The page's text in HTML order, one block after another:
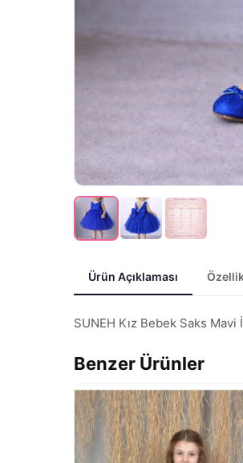
Ürün Açıklaması
SUNEH Kız Bebek Saks
Benzer Ürünler